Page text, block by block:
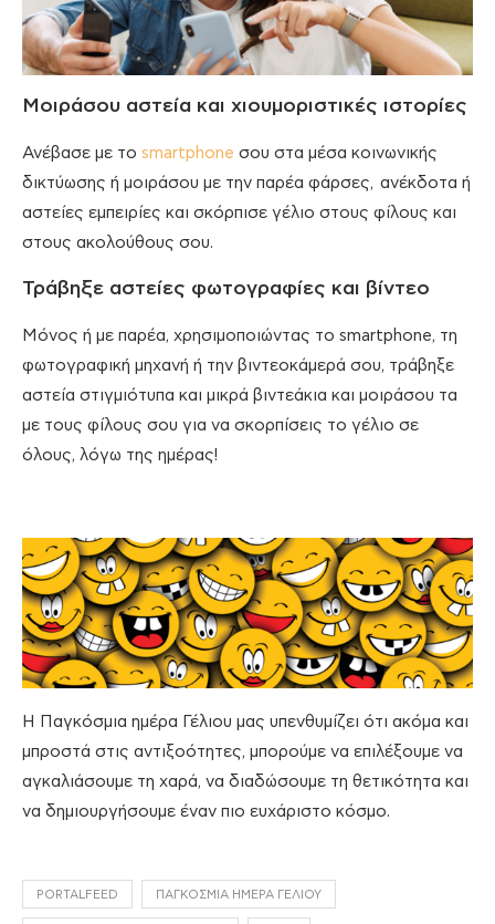
Μοιράσου αστεία και χιουμοριστικές ιστορίες
Ανέβασε με το smartphone σου στα μέσα κοινωνικής
δικτύωσης ή μοιράσου με την παρέα φάρσες, ανέκδοτα ή
αστείες εμπειρίες και σκόρπισε γέλιο στους φίλους και
στους ακολούθους σου.
Τράβηξε αστείες φωτογραφίες και βίντεο
Μόνος ή με παρέα, χρησιμοποιώντας το smartphone, τη
φωτογραφική μηχανή ή την βιντεοκάμερά σου, τράβηξε
αστεία στιγμιότυπα και μικρά βιντεάκια και μοιράσου τα
με τους φίλους σου για να σκορπίσεις το γέλιο σε
όλους, λόγω της ημέρας!
Η Παγκόσμια ημέρα Γέλιου μας υπενθυμίζει ότι ακόμα και
μπροστά στις αντιξοότητες, μπορούμε να επιλέξουμε να
αγκαλιάσουμε τη χαρά, να διαδώσουμε τη θετικότητα και
να δημιουργήσουμε έναν πιο ευχάριστο κόσμο.
PORTALFEED ΠΑΓΚΌΣΜΙΑ ΗΜΈΡΑ ΓΈΛΙΟΥ